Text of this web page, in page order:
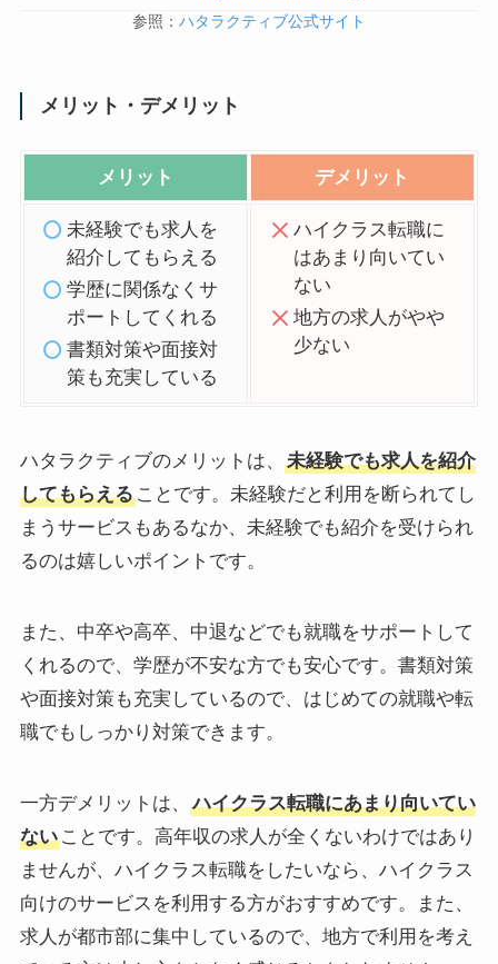
参照： ハタラクティブ公式サイト
メリット・デメリット
メリット デメリット
未経験でも求人を
紹介してもらえる
学歴に関係なくサ
ポートしてくれる
書類対策や面接対
策も充実している
ハイクラス転職に
はあまり向いてい
ない
地方の求人がやや
少ない
ハタラクティブのメリットは、
未経験でも求人を紹介
してもらえることです。未経験だと利用を断られてし
まうサービスもあるなか、未経験でも紹介を受けられ
るのは嬉しいポイントです。
また、中卒や高卒、中退などでも就職をサポートして
くれるので、学歴が不安な方でも安心です。書類対策
や面接対策も充実しているので、はじめての就職や転
職でもしっかり対策できます。
一方デメリットは、
ハイクラス転職にあまり向いてい
ないことです。高年収の求人が全くないわけではあり
ませんが、ハイクラス転職をしたいなら、ハイクラス
向けのサービスを利用する方がおすすめです。また、
求人が都市部に集中しているので、地方で利用を考え